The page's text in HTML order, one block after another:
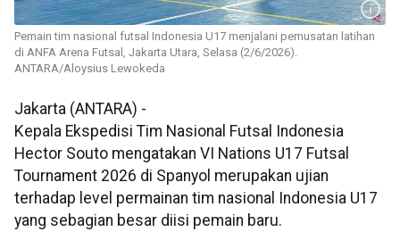
Pemain tim nasional futsal Indonesia U17 menjalani pemusatan latihan
di ANFA Arena Futsal, Jakarta Utara, Selasa (2/6/2026).
ANTARA/Aloysius Lewokeda
Jakarta (ANTARA) -
Kepala Ekspedisi Tim Nasional Futsal Indonesia
Hector Souto mengatakan VI Nations U17 Futsal
Tournament 2026 di Spanyol merupakan ujian
terhadap level permainan tim nasional Indonesia U17
yang sebagian besar diisi pemain baru.